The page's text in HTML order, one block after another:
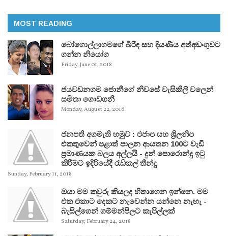
MOST READING
බෝගොල්ලාගමගේ බිරිඳ සහ දියණිය අත්අඩංගුවට
ගන්න නියෝග
Friday, June 01, 2018
ජයවඩනගම ජොනීගේ නිවසේ වැසිකිලි වලෙන්
සමිතා ගොඩගනී
Monday, August 22, 2016
ජනපති අගමැති හමුව : එජාප සහ ශ්‍රිලනිප
එකතුවෙන් පළාත් පාලන ආයතන 100ට වැඩි
ප්‍රමාණයක බලය අල්ලයි - දුන් පොරොන්දු ඉටු
කිරීමට ඉදිරියේදී රැඩිකල් තීන්දු
Sunday, February 11, 2018
ඔයා මම කවුරු කියලද හිතාගෙන ඉන්නෙ. මම
එක එකාට දෙකට නැවෙන්න යන්නෙ නැහැ -
බැසිල්ගෙන් ගම්මන්පිලට කැපිල්ලක්
Saturday, February 24, 2018